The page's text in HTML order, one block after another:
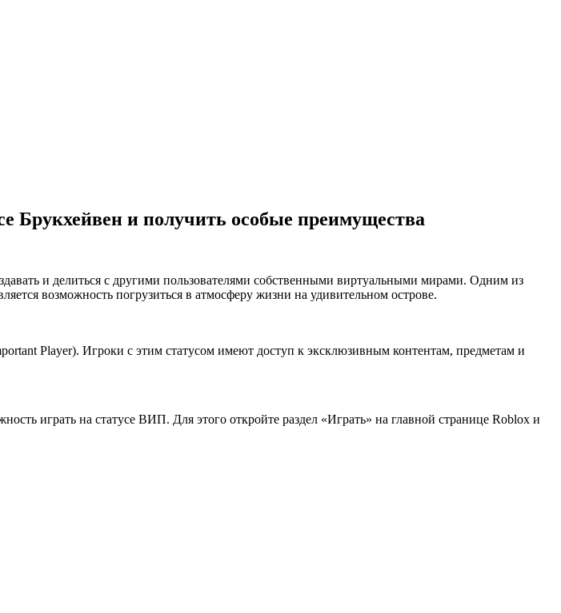
Брукхейвен и получить особые преимущества
и делиться с другими пользователями собственными виртуальными мирами. Одним из
возможность погрузиться в атмосферу жизни на удивительном острове.
Player). Игроки с этим статусом имеют доступ к эксклюзивным контентам, предметам и
играть на статусе ВИП. Для этого откройте раздел «Играть» на главной странице Roblox и